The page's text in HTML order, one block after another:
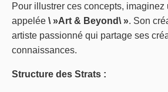
Pour illustrer ces concepts,
appelée \ »Art & Beyond\ ». Son
artiste passionné qui partage ses
connaissances.
Structure des Strats :